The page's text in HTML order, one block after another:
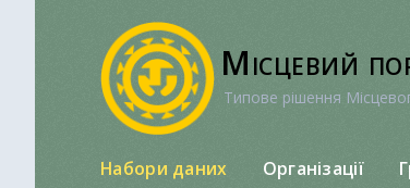
Місцевий
Типове рішення
Набори даних Організації